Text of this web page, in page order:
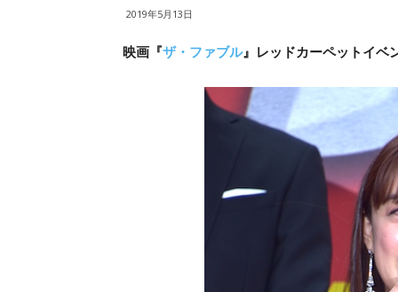
2019年5月13日
映画『ザ・ファブル』レッドカーペットイベ